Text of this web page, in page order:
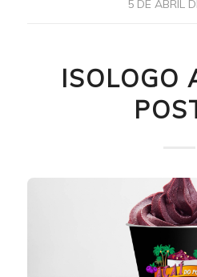
5 DE ABRIL
ISOLOGO